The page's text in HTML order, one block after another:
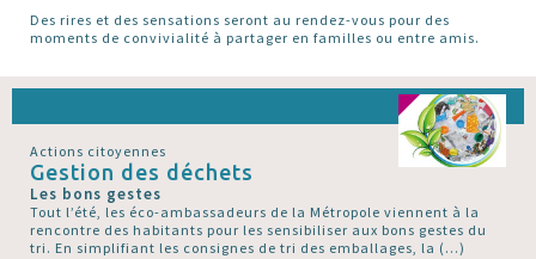
Des rires et des sensations seront au rendez-vous pour des
moments de convivialité à partager en familles ou entre amis.
Actions citoyennes
Gestion des déchets
Les bons gestes
Tout l’été, les éco-ambassadeurs de la Métropole viennent à la
rencontre des habitants pour les sensibiliser aux bons gestes du
tri. En simplifiant les consignes de tri des emballages, la (…)